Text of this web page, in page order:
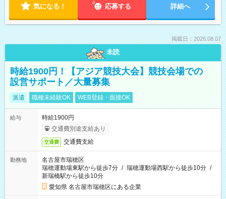
気になる！ 応募する 詳細へ
掲載日：2026.08.07
未読
時給1900円！【アジア競技大会】競技会場での
設営サポート／大量募集
派遣 職種未経験OK WEB登録・面接OK
給与
時給1900円
交通費別途支給あり
交通費 交通費支給
勤務地
名古屋市瑞穂区
瑞穂運動場東駅から徒歩7分 / 瑞穂運動場西駅から徒歩10分 /
新瑞橋駅から徒歩10分
愛知県 名古屋市瑞穂区にある企業